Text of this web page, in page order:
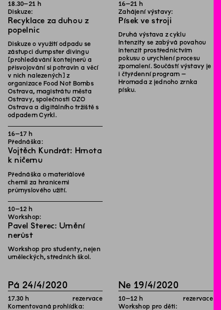
18.30–21 h
Diskuze:
Recyklace za duhou z
popelnic
Diskuze o využití odpadu se
zástupci dumpster divingu
[prohledávání kontejnerů a
přisvojování si potravin a věcí
v nich nalezených] z
organizace Food Not Bombs
Ostrava, magistrátu města
Ostravy, společnosti OZO
Ostrava a digitálního tržiště s
odpadem Cyrkl.
16–17 h
Přednáška:
Vojtěch Kundrát: Hmota
k ničemu
Přednáška o materiálové
chemii za hranicemi
průmyslového užití.
10–12 h
Workshop:
Pavel Sterec: Umění
nerůst
Workshop pro studenty, nejen
uměleckých, středních škol.
16–21 h
Zahájení výstavy:
Písek ve stroji
Druhá výstava z cyklu
Intenzity se zabývá povahou
intenzit prostřednictvím
pokusu o urychlení procesu
zpomalení. Součástí výstavy je
i čtyřdenní program –
Hromada z jednoho zrnka
písku.
Pá 24/4/2020
17.30 h
rezervace
Komentovaná prohlídka:
Ne 19/4/2020
10–12 h
rezervace
Workshop pro děti: